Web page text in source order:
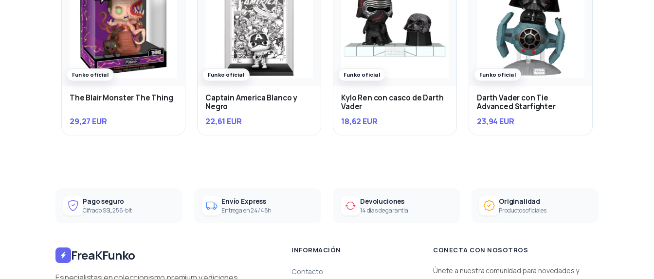
Funko oficial
The Blair Monster The Thing
29,27 EUR
Funko oficial
Captain America Blanco y
Negro
22,61 EUR
Funko oficial
Kylo Ren con casco de Darth
Vader
18,62 EUR
Funko oficial
Darth Vader con Tie
Advanced Starfighter
23,94 EUR
Pago seguro
Cifrado SSL 256-bit
Envío Express
Entrega en 24/48h
Devoluciones
14 días de garantía
Originalidad
Productos oficiales
FreaKFunko INFORMACIÓN
Contacto
CONECTA CON NOSOTROS
Únete a nuestra comunidad para novedades y